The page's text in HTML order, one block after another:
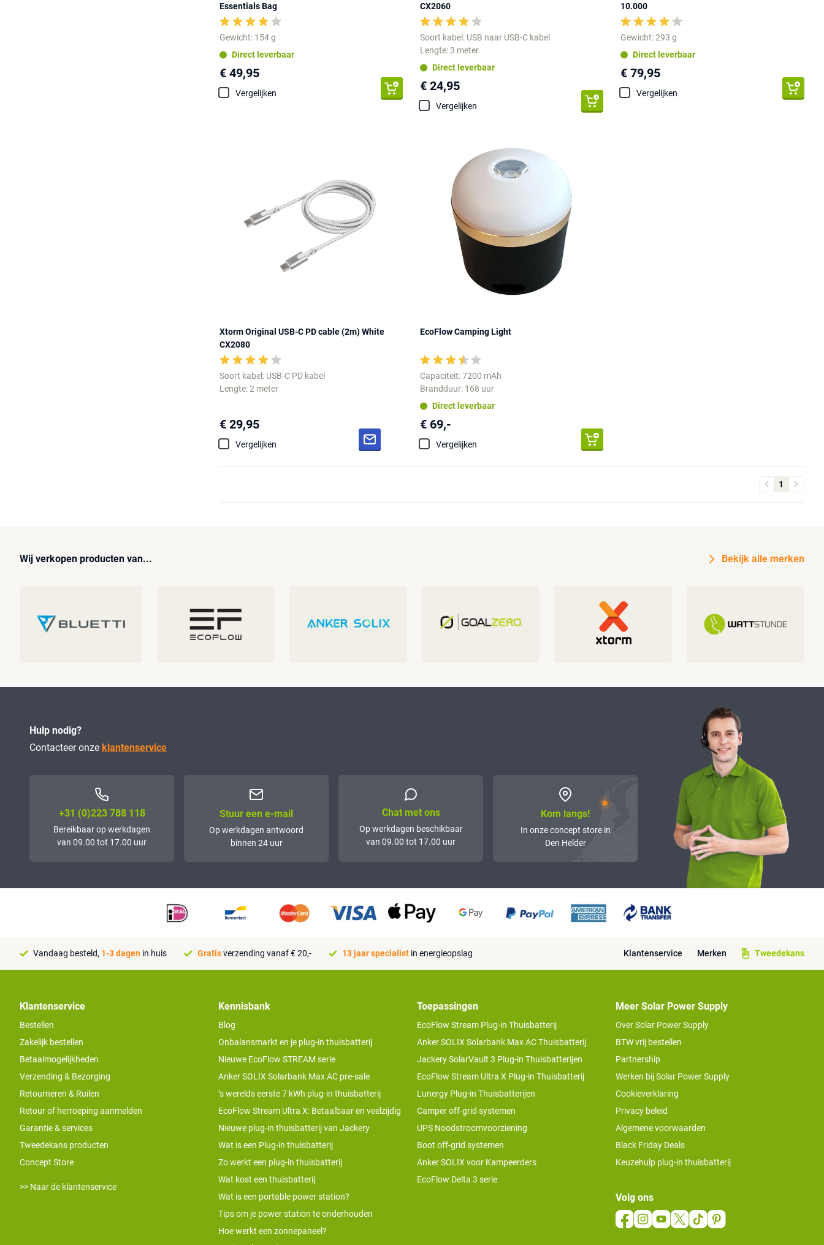
Essentials Bag
Gewicht: 154 g
Direct leverbaar
€ 49,95
Vergelijken
CX2060
Soort kabel: USB naar USB-C kabel
Lengte: 3 meter
Direct leverbaar
€ 24,95
Vergelijken
10.000
Gewicht: 293 g
Direct leverbaar
€ 79,95
Vergelijken
Xtorm Original USB-C PD cable (2m) White
CX2080
Soort kabel: USB-C PD kabel
Lengte: 2 meter
€ 29,95
Vergelijken
EcoFlow Camping Light
Capaciteit: 7200 mAh
Brandduur: 168 uur
Direct leverbaar
€ 69,-
Vergelijken
1
Wij verkopen producten van... Bekijk alle merken
Hulp nodig?
Contacteer onze klantenservice
+31 (0)223 788 118
Bereikbaar op werkdagen
van 09.00 tot 17.00 uur
Stuur een e-mail
Op werkdagen antwoord
binnen 24 uur
Chat met ons
Op werkdagen beschikbaar
van 09.00 tot 17.00 uur
Kom langs!
In onze concept store in
Den Helder
Vandaag besteld, 1-3 dagen in huis Gratisverzending vanaf € 20,- 13 jaar specialist in energieopslag Klantenservice Merken Tweedekans
Klantenservice
Bestellen
Zakelijk bestellen
Betaalmogelijkheden
Verzending & Bezorging
Retourneren & Ruilen
Retour of herroeping aanmelden
Garantie & services
Tweedekans producten
Concept Store
>> Naar de klantenservice
Kennisbank
Blog
Onbalansmarkt en je plug-in thuisbatterij
Nieuwe EcoFlow STREAM serie
Anker SOLIX Solarbank Max AC pre-sale
’s werelds eerste 7 kWh plug-in thuisbatterij
EcoFlow Stream Ultra X: Betaalbaar en veelzijdig
Nieuwe plug-in thuisbatterij van Jackery
Wat is een Plug-in thuisbatterij
Zo werkt een plug-in thuisbatterij
Wat kost een thuisbatterij
Wat is een portable power station?
Tips om je power station te onderhouden
Hoe werkt een zonnepaneel?
Toepassingen
EcoFlow Stream Plug-in Thuisbatterij
Anker SOLIX Solarbank Max AC Thuisbatterij
Jackery SolarVault 3 Plug-in Thuisbatterijen
EcoFlow Stream Ultra X Plug-in Thuisbatterij
Lunergy Plug-in Thuisbatterijen
Camper off-grid systemen
UPS Noodstroomvoorziening
Boot off-grid systemen
Anker SOLIX voor Kampeerders
EcoFlow Delta 3 serie
Meer Solar Power Supply
Over Solar Power Supply
BTW vrij bestellen
Partnership
Werken bij Solar Power Supply
Cookieverklaring
Privacy beleid
Algemene voorwaarden
Black Friday Deals
Keuzehulp plug-in thuisbatterij
Volg ons